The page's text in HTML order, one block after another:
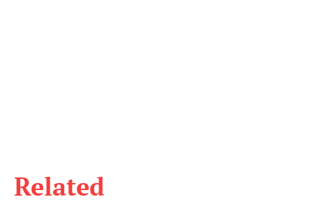
Related